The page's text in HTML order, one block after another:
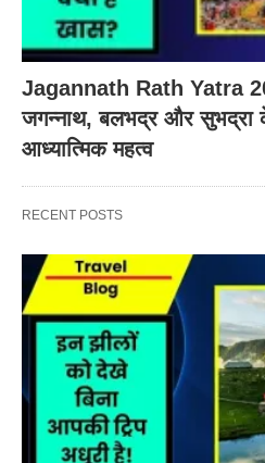
Jagannath Rath Yatra
जगन्नाथ, बलभद्र और सुभद्रा
आध्यात्मिक महत्व
RECENT POSTS